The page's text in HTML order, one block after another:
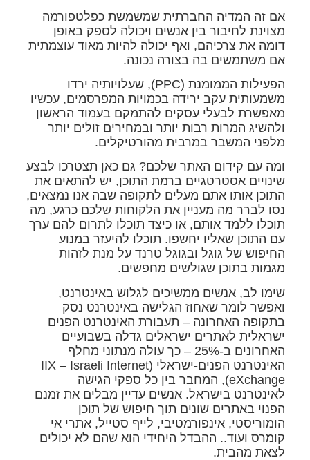
אם זה המדיה החברתית שמשמשת כפלטפורמה
מצוינת לחיבור בין אנשים ויכולה לספק באופן
דומה את צרכיהם, ואף יכולה להיות מאוד עוצמתית
אם משתמשים בה בצורה נכונה.
הפעילות הממומנת (PPC), שעלויותיה ירדו
משמעותית עקב ירידה בכמויות המפרסמים, עכשיו
מאפשרת לבעלי עסקים להתמקם בעמוד הראשון
ולהשיג המרות רבות יותר ובמחירים זולים יותר
מלפני המשבר במרבית מהורטיקלים.
ומה עם קידום האתר שלכם? גם כאן תצטרכו לבצע
שינויים אסטרטגיים ברמת התוכן, יש להתאים את
התוכן אותו אתם מעלים לתקופה שבה אנו נמצאים,
נסו לברר מה מעניין את הלקוחות שלכם כרגע, מה
תוכלו ללמד אותם, או כיצד תוכלו לתרום להם ערך
עם התוכן שאליו יחשפו. תוכלו להיעזר במנוע
החיפוש של גוגל ובגוגל טרנד על מנת לזהות
מגמות בתוכן שגולשים מחפשים.
שימו לב, אנשים ממשיכים לגלוש באינטרנט,
ואפשר לומר שאחוז הגלישה באינטרנט נסק
בתקופה האחרונה – תעבורת האינטרנט הפנים
ישראלית לאתרים ישראלים גדלה בשבועיים
האחרונים ב-25% – כך עולה מנתוני מחלף
האינטרנט הפנים-ישראלי (IIX – Israeli Internet
eXchange), המחבר בין כל ספקי הגישה
לאינטרנט בישראל. אנשים עדיין מבלים את זמנם
הפנוי באתרים שונים תוך חיפוש של תוכן
הומוריסטי, אינפורמטיבי, לייף סטייל, אתרי אי
קומרס ועוד.. ההבדל היחידי הוא שהם לא יכולים
לצאת מהבית.